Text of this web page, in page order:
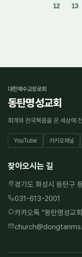
12 13
대한예수교장로회
동탄명성교회
회개와 천국복음을 온 세상에
YouTube 카카오채널
찾아오시는 길
경기도 화성시 동탄구
031-613-2001
카카오톡 "동탄명성교회